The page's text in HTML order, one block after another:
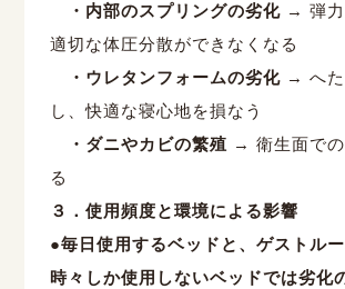
・内部のスプリングの劣化→ 弾
適切な体圧分散ができなくなる
・ウレタンフォームの劣化→ へ
し、快適な寝心地を損なう
・ダニやカビの繁殖 → 衛生面で
る
３．使用頻度と環境による影響
●毎日使用するベッドと、ゲストル
時々しか使用しないベッドでは劣化